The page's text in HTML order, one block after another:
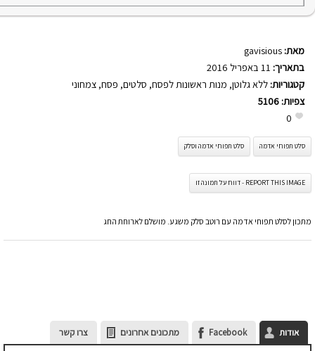
מאת: gavisious
בתאריך:
קטגוריות: ללא גלוטן, מנות ראשונות לפסח, סלטים, פסח, צמחוני
צפיות: 5106
0
סלט תפוחי אדמה סלט תפוחי אדמה וסלק
REPORT THIS IMAGE - דווח על תמונה זו
מתכון לסלט תפוחי אדמה עם רוטב סלק משגע. מושלם לארוחת החג
אודות Facebook מתכונים אחרונים צרו קשר